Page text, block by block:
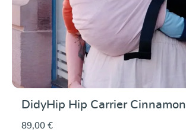
DidyHip Hip Carrier Cinnamon
89,00 €